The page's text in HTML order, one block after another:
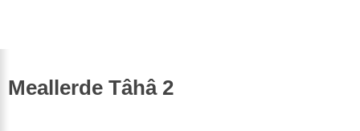
Meallerde Tâhâ 2